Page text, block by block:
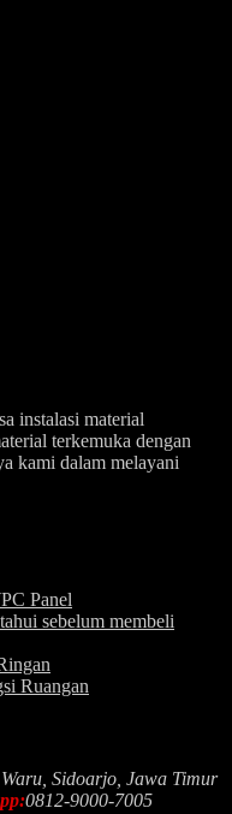
instalasi material
terkemuka dengan
kami dalam melayani
Panel
sebelum membeli
Ruangan
Sidoarjo, Jawa Timur
0812-9000-7005